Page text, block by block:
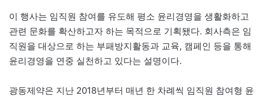
이 행사는 임직원 참여를 유도해 평소 윤리경영을 생활화하고
관련 문화를 확산하고자 하는 목적으로 기획됐다. 회사측은 임
직원을 대상으로 하는 부패방지활동과 교육, 캠페인 등을 통해
윤리경영을 연중 실천하고 있다는 설명이다.
광동제약은 지난 2018년부터 매년 한 차례씩 임직원 참여형 윤